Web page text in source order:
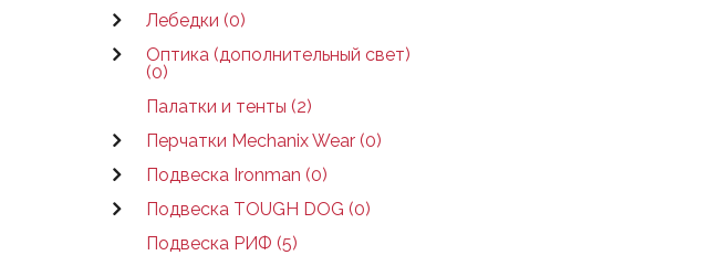
Лебедки (0)
Оптика (дополнительный свет)
(0)
Палатки и тенты (2)
Перчатки Mechanix Wear (0)
Подвеска Ironman (0)
Подвеска TOUGH DOG (0)
Подвеска РИФ (5)